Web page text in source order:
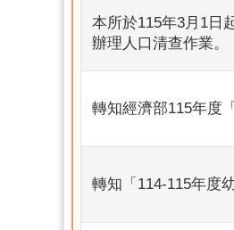
本所於115年3月1日
辦理人口清查作業。
轉知經濟部115年度
轉知「114-115年度